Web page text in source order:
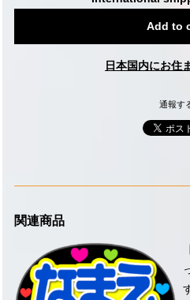
Add to
日本国内にお住
通報す
関連商品